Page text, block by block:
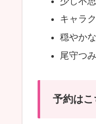
キャラ
穏やか
尾守つ
予約はこ